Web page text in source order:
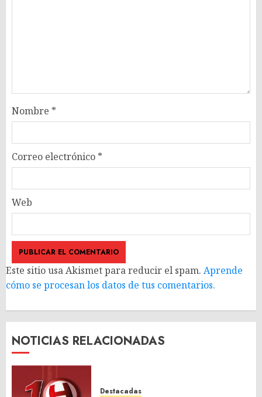
Nombre *
Correo electrónico *
Web
Este sitio usa Akismet para reducir el spam. Aprende
cómo se procesan los datos de tus comentarios.
NOTICIAS RELACIONADAS
Destacadas